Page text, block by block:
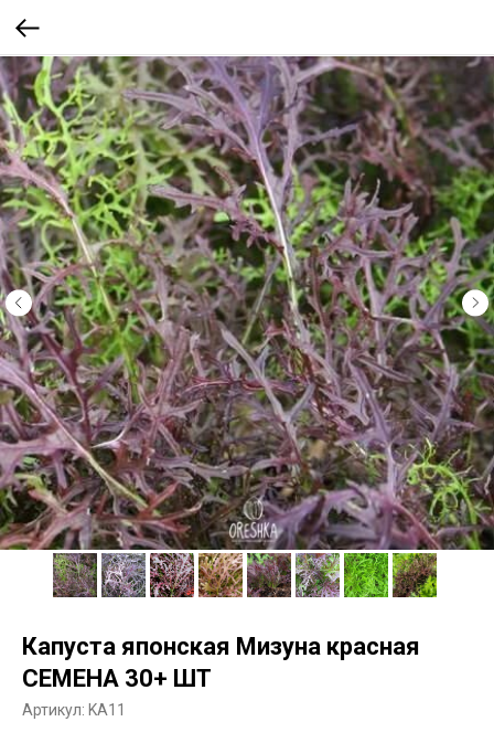
Капуста японская Мизуна красная
СЕМЕНА 30+ ШТ
Артикул: KA11